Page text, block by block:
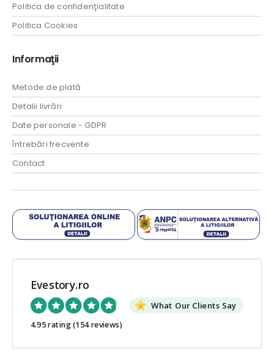
Politica de confidenţialitate
Politica Cookies
Informaţii
Metode de plată
Detalii livrări
Date personale - GDPR
Întrebări frecvente
Contact
Evestory.ro
What Our Clients Say
4.95 rating(154 reviews)